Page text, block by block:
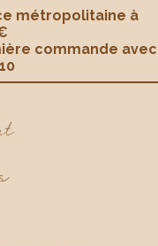
métropolitaine à
commande avec